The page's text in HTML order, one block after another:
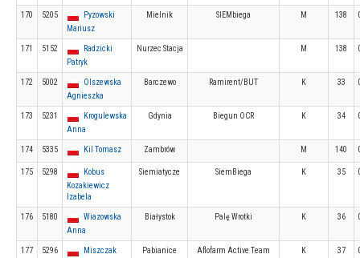
170 5205
Pyzowski
Mariusz
Mielnik SIEMbiega M 138
171 5152
Radzicki
Patryk
Nurzec Stacja M 138
172 5002
Olszewska
Agnieszka
Barczewo Ramirent/BUT K 33
173 5231
Krogulewska
Anna
Gdynia Biegun OCR K 34
174 5335 Kil Tomasz Zambrów M 140
175 5298
Kobus
Kozakiewicz
Izabela
Siemiatycze SiemBiega K 35
176 5180
Wiazowska
Anna
Białystok Palę Wrotki K 36
177 5296
Miszczak
Pabianice Aflofarm Active Team K 37